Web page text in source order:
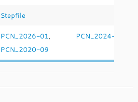
Stepfile
PCN_2026-01, PCN_2024-10
PCN_2020-09